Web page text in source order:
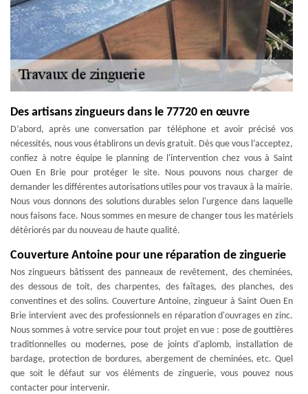
Des artisans zingueurs dans le 77720 en œuvre
D’abord, après une conversation par téléphone et avoir précisé vos
nécessités, nous vous établirons un devis gratuit. Dès que vous l’acceptez,
confiez à notre équipe le planning de l'intervention chez vous à Saint
Ouen En Brie pour protéger le site. Nous pouvons nous charger de
demander les différentes autorisations utiles pour vos travaux à la mairie.
Nous vous donnons des solutions durables selon l'urgence dans laquelle
nous faisons face. Nous sommes en mesure de changer tous les matériels
détériorés par du nouveau de haute qualité.
Couverture Antoine pour une réparation de zinguerie
Nos zingueurs bâtissent des panneaux de revêtement, des cheminées,
des dessous de toit, des charpentes, des faîtages, des planches, des
conventines et des solins. Couverture Antoine, zingueur à Saint Ouen En
Brie intervient avec des professionnels en réparation d'ouvrages en zinc.
Nous sommes à votre service pour tout projet en vue : pose de gouttières
traditionnelles ou modernes, pose de joints d'aplomb, installation de
bardage, protection de bordures, abergement de cheminées, etc. Quel
que soit le défaut sur vos éléments de zinguerie, vous pouvez nous
contacter pour intervenir.